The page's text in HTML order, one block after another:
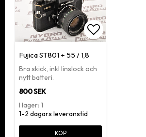
Lägg till i
Fujica ST801 + 55 / 1,8
Bra skick, inkl linslock och
nytt batteri.
800 SEK
I lager: 1
1-2 dagars leveranstid
KÖP